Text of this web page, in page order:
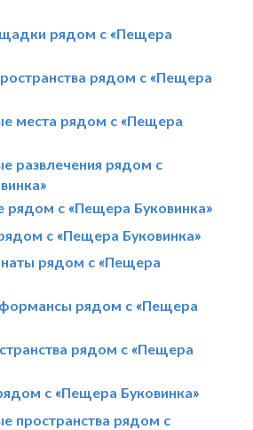
рядом с «Пещера
рядом с «Пещера
места рядом с «Пещера
развлечения рядом с
рядом с «Пещера Буковинка»
с «Пещера Буковинка»
рядом с «Пещера
рядом с «Пещера
рядом с «Пещера
с «Пещера Буковинка»
пространства рядом с